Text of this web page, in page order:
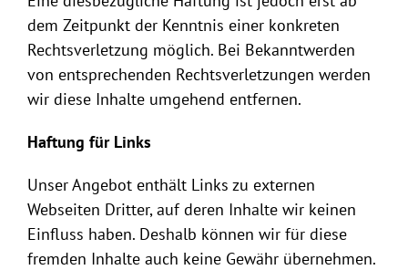
dem Zeitpunkt der Kenntnis einer konkreten
Rechtsverletzung möglich. Bei Bekanntwerden
von entsprechenden Rechtsverletzungen werden
wir diese Inhalte umgehend entfernen.
Haftung für Links
Unser Angebot enthält Links zu externen
Webseiten Dritter, auf deren Inhalte wir keinen
Einfluss haben. Deshalb können wir für diese
fremden Inhalte auch keine Gewähr übernehmen.